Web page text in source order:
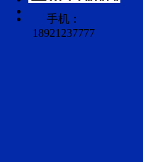
手机：
18921237777